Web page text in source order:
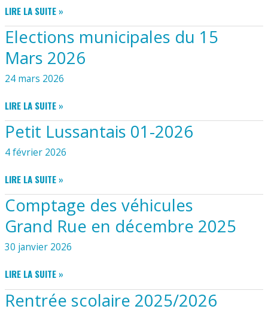
11
2026
FÊTE
DES
VOISINS
LE
SAMEDI
30
2026
LIRE LA SUITE »
Elections municipales du 15
Mars 2026
24 mars 2026
ELECTIONS
MUNICIPALES
DU
MARS
LIRE LA SUITE »
Petit Lussantais 01-2026
4 février 2026
PETIT
LUSSANTAIS
01-
2026
LIRE LA SUITE »
Comptage des véhicules
Grand Rue en décembre 2025
30 janvier 2026
COMPTAGE
DES
VÉHICULES
LIRE LA SUITE »
Rentrée scolaire 2025/2026